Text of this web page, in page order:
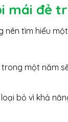
mái đẻ
nên tìm hiểu
một năm
bỏ vì khả